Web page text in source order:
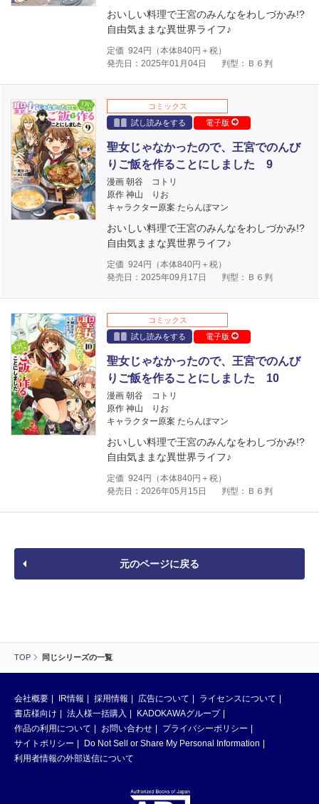
TOP 同じシリーズの一覧
おいしい料理で王宮のみんなをわしづかみ!?
自由気ままな異世界ライフ♪
定価 924円（本体840円＋税）
発売日：2025年01月04日
判型：Ｂ６判
コミックス
試し読みをする
電子版
聖女じゃなかったので、王宮でのんび
りご飯を作ることにしました 9
漫画 朝谷 コトリ
原作 神山 りお
キャラクター原案 たらんぼマン
おいしい料理で王宮のみんなをわしづかみ!?
自由気ままな異世界ライフ♪
定価 924円（本体840円＋税）
発売日：2025年09月17日
判型：Ｂ６判
コミックス
試し読みをする
電子版
聖女じゃなかったので、王宮でのんび
りご飯を作ることにしました 10
漫画 朝谷 コトリ
原作 神山 りお
キャラクター原案 たらんぼマン
おいしい料理で王宮のみんなをわしづかみ!?
自由気ままな異世界ライフ♪
定価 924円（本体840円＋税）
発売日：2026年05月15日
判型：Ｂ６判
元のページに戻る
会社概要 IR情報 採用情報 広告について
ライセンスについて
書店様向け
法人様一括購入
KADOKAWAグループ
作品の利用について
お問い合わせ
プライバシーポリシー
サイトポリシー
Do Not Sell or Share My Personal Information
利用者情報の外部送信について